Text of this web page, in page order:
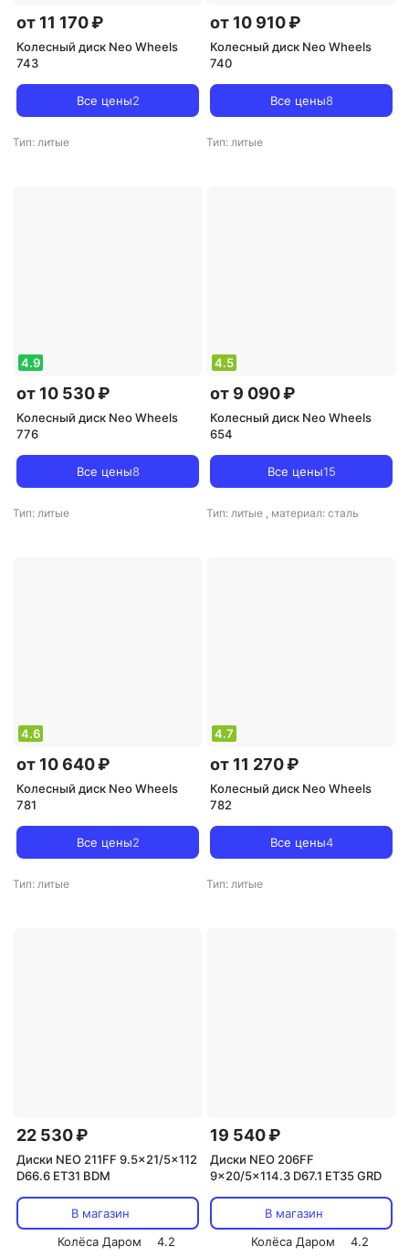
от 11 170 ₽
Колесный диск Neo Wheels
743
Все цены2
Тип: литые
от 10 910 ₽
Колесный диск Neo Wheels
740
Все цены8
Тип: литые
4.9
от 10 530 ₽
Колесный диск Neo Wheels
776
Все цены8
Тип: литые
4.5
от 9 090 ₽
Колесный диск Neo Wheels
654
Все цены15
Тип: литые , материал: сталь
4.6
от 10 640 ₽
Колесный диск Neo Wheels
781
Все цены2
Тип: литые
4.7
от 11 270 ₽
Колесный диск Neo Wheels
782
Все цены4
Тип: литые
22 530 ₽
Диски NEO 211FF 9.5x21/5x112
D66.6 ET31 BDM
В магазин
Колёса Даром
4.2
19 540 ₽
Диски NEO 206FF
9x20/5x114.3 D67.1 ET35 GRD
В магазин
Колёса Даром
4.2